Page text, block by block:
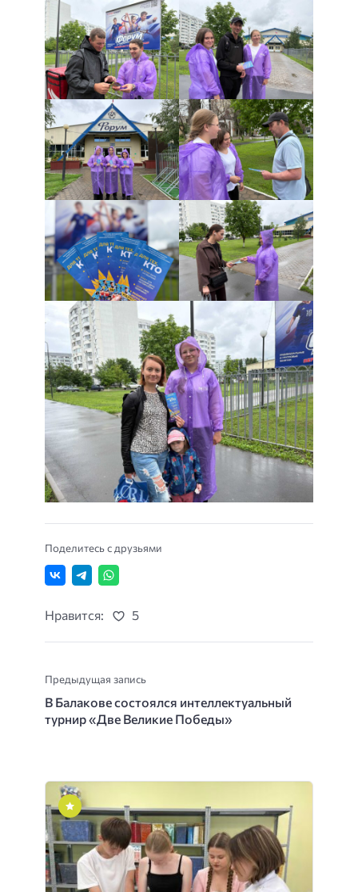
Поделитесь с друзьями
Нравится: 5
Предыдущая запись
В Балакове состоялся интеллектуальный
турнир «Две Великие Победы»